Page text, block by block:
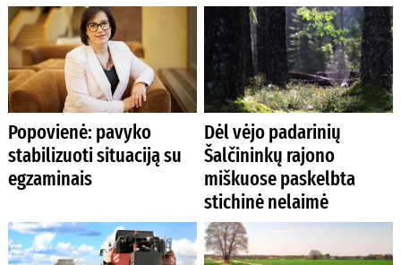
Popovienė: pavyko
stabilizuoti situaciją su
egzaminais
Dėl vėjo padarinių
Šalčininkų rajono
miškuose paskelbta
stichinė nelaimė